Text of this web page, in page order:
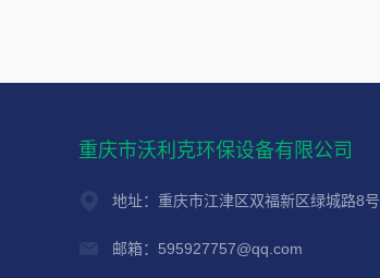
重庆市沃利克环保设备有限公司
地址：重庆市江津区双福新区绿城路8号
邮箱：595927757@qq.com